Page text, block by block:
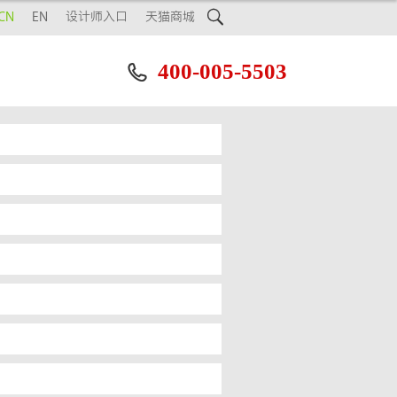

EN 设计师入口 天猫商城
 400-005-5503